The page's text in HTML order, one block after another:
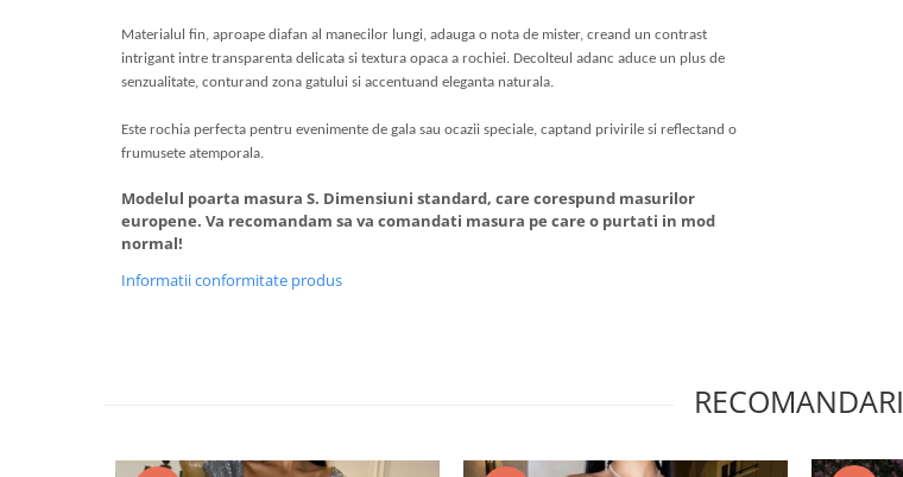
Materialul fin, aproape diafan al manecilor lungi, adauga o nota de mister, creand un contrast
intrigant intre transparenta delicata si textura opaca a rochiei. Decolteul adanc aduce un plus de
senzualitate, conturand zona gatului si accentuand eleganta naturala.
Este rochia perfecta pentru evenimente de gala sau ocazii speciale, captand privirile si reflectand o
frumusete atemporala.
Modelul poarta masura S. Dimensiuni standard, care corespund masurilor
europene. Va recomandam sa va comandati masura pe care o purtati in mod
normal!
Informatii conformitate produs
RECOMANDARI